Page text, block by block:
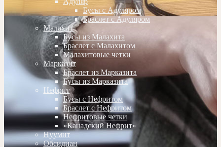
Бусы с Адуляром
Браслет с Адуляром
Малахит
Бусы из Малахита
Браслет с Малахитом
Малахитовые четки
Марказит
Браслет из Марказита
Бусы из Марказита
Нефрит
Бусы с Нефритом
Браслет с Нефритом
Нефритовые четки
«Канадский Нефрит»
Нуумит
Обсидиан